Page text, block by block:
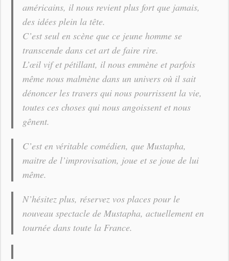
américains, il nous revient plus fort que jamais,
des idées plein la tête.
C’est seul en scène que ce jeune homme se
transcende dans cet art de faire rire.
L’œil vif et pétillant, il nous emmène et parfois
même nous malmène dans un univers où il sait
dénoncer les travers qui nous pourrissent la vie,
toutes ces choses qui nous angoissent et nous
gênent.
C’est en véritable comédien, que Mustapha,
maitre de l’improvisation, joue et se joue de lui
même.
N’hésitez plus, réservez vos places pour le
nouveau spectacle de Mustapha, actuellement en
tournée dans toute la France.